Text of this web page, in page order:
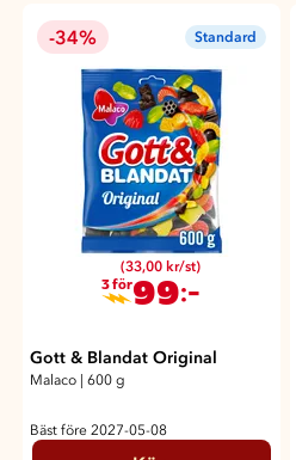
-34% Standard
(33,00 kr/st)
3 för99:-
Gott & Blandat Original
Malaco 600 g
Bäst före 2027-05-08